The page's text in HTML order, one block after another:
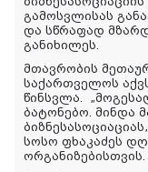
გამოსვლისას
და სწრაფად
განიხილეს.
მთავრობის
საქართველოს
წინსვლა.
ბატონებო. მინდა
სოსო ფხაკაძეს
ორგანიზებისთვის.